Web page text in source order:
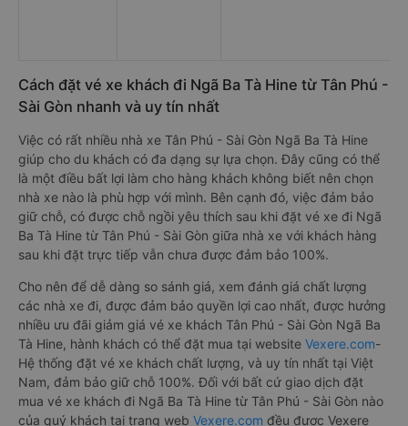
Cách đặt vé xe khách đi Ngã Ba Tà Hine từ Tân Phú -
Sài Gòn nhanh và uy tín nhất
Việc có rất nhiều nhà xe Tân Phú - Sài Gòn Ngã Ba Tà Hine
giúp cho du khách có đa dạng sự lựa chọn. Đây cũng có thể
là một điều bất lợi làm cho hàng khách không biết nên chọn
nhà xe nào là phù hợp với mình. Bên cạnh đó, việc đảm bảo
giữ chỗ, có được chỗ ngồi yêu thích sau khi đặt vé xe đi Ngã
Ba Tà Hine từ Tân Phú - Sài Gòn giữa nhà xe với khách hàng
sau khi đặt trực tiếp vẫn chưa được đảm bảo 100%.
Cho nên để dễ dàng so sánh giá, xem đánh giá chất lượng
các nhà xe đi, được đảm bảo quyền lợi cao nhất, được hưởng
nhiều ưu đãi giảm giá vé xe khách Tân Phú - Sài Gòn Ngã Ba
Tà Hine, hành khách có thể đặt mua tại website Vexere.com-
Hệ thống đặt vé xe khách chất lượng, và uy tín nhất tại Việt
Nam, đảm bảo giữ chỗ 100%. Đối với bất cứ giao dịch đặt
mua vé xe khách đi Ngã Ba Tà Hine từ Tân Phú - Sài Gòn nào
của quý khách tại trang web Vexere.com đều được Vexere